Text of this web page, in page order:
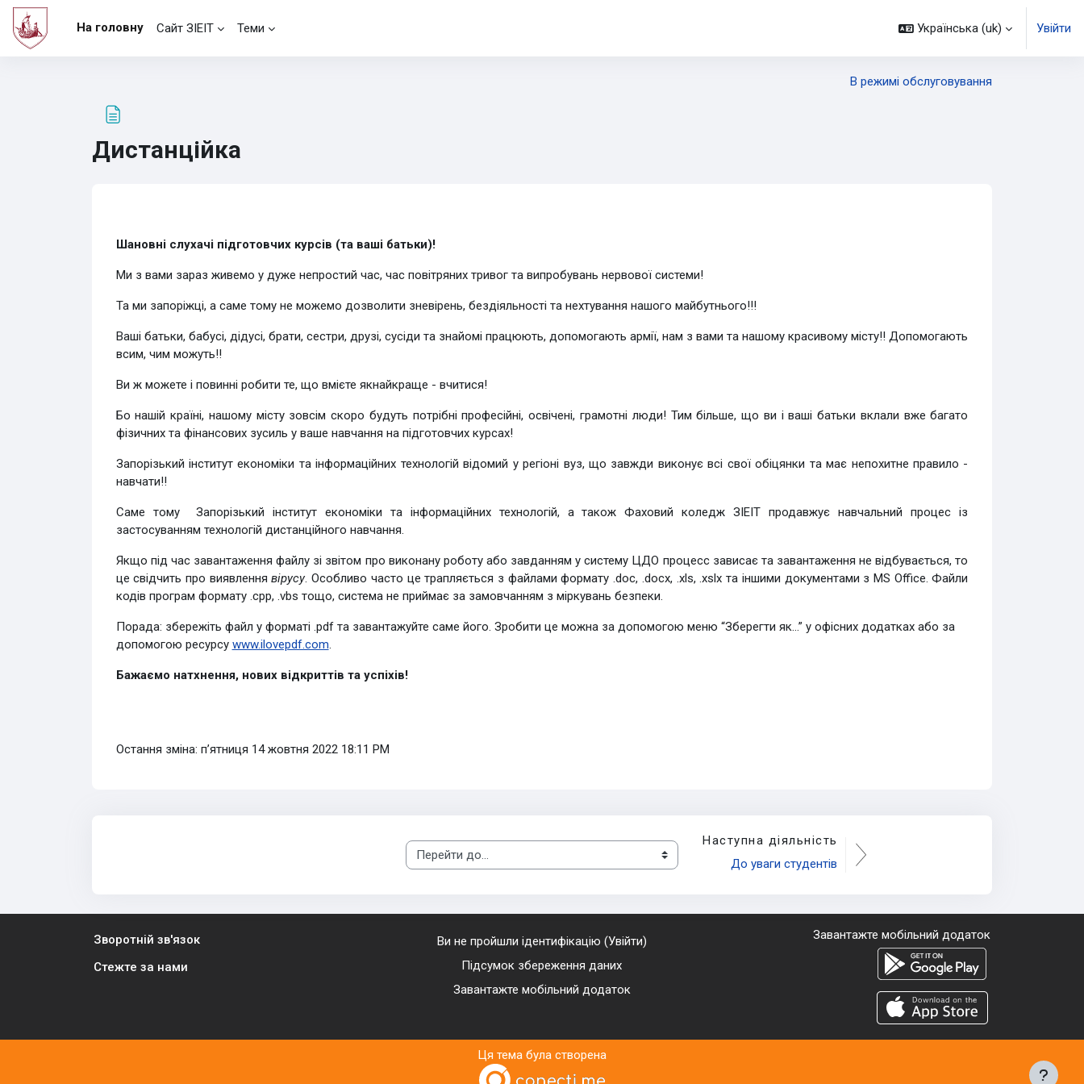
Перейти до головного вмісту
На головну
Сайт ЗІЕІТ Теми Українська ‎(uk)‎ Увійти
В режимі обслуговування
Дистанційка
Шановні слухачі підготовчих курсів (та ваші батьки)!
Ми з вами зараз живемо у дуже непростий час, час повітряних тривог та випробувань нервової системи!
Та ми запоріжці, а саме тому не можемо дозволити зневірень, бездіяльності та нехтування нашого майбутнього!!!
Ваші батьки, бабусі, дідусі, брати, сестри, друзі, сусіди та знайомі працюють, допомогають армії, нам з вами та нашому красивому місту!! Допомогають
всим, чим можуть!!
Ви ж можете і повинні робити те, що вмієте якнайкраще - вчитися!
Бо нашій країні, нашому місту зовсім скоро будуть потрібні професійні, освічені, грамотні люди! Тим більше, що ви і ваші батьки вклали вже багато
фізичних та фінансових зусиль у ваше навчання на підготовчих курсах!
Запорізький інститут економіки та інформаційних технологій відомий у регіоні вуз, що завжди виконує всі свої обіцянки та має непохитне правило -
навчати!!
Саме тому
Запорізький інститут економіки та інформаційних технологій, а також Фаховий коледж ЗІЕІТ продавжує навчальний процес із
застосуванням технологій дистанційного навчання.
Якщо під час завантаження файлу зі звітом про виконану роботу або завданням у систему ЦДО процесс зависає та завантаження не відбувається, то
це свідчить про виявленнявірусу. Особливо часто це трапляється з файлами формату .doc, .docx, .xls, .xslx та іншими документами з MS Office. Файли
кодів програм формату .cpp, .vbs тощо, система не приймає за замовчанням з міркувань безпеки.
Порада: збережіть файл у форматі .pdf та завантажуйте саме його. Зробити це можна за допомогою меню “Зберегти як…” у офісних додатках або за
допомогою ресурсу www.ilovepdf.com.
Бажаємо натхнення, нових відкриттів та успіхів!
Остання зміна: пʼятниця 14 жовтня 2022 18:11 PM
Перейти до...
Наступна діяльність
До уваги студентів
Зворотній зв'язок
Стежте за нами
Ви не пройшли ідентифікацію (Увійти)
Підсумок збереження даних
Завантажте мобільний додаток
Завантажте мобільний додаток
Ця тема була створена